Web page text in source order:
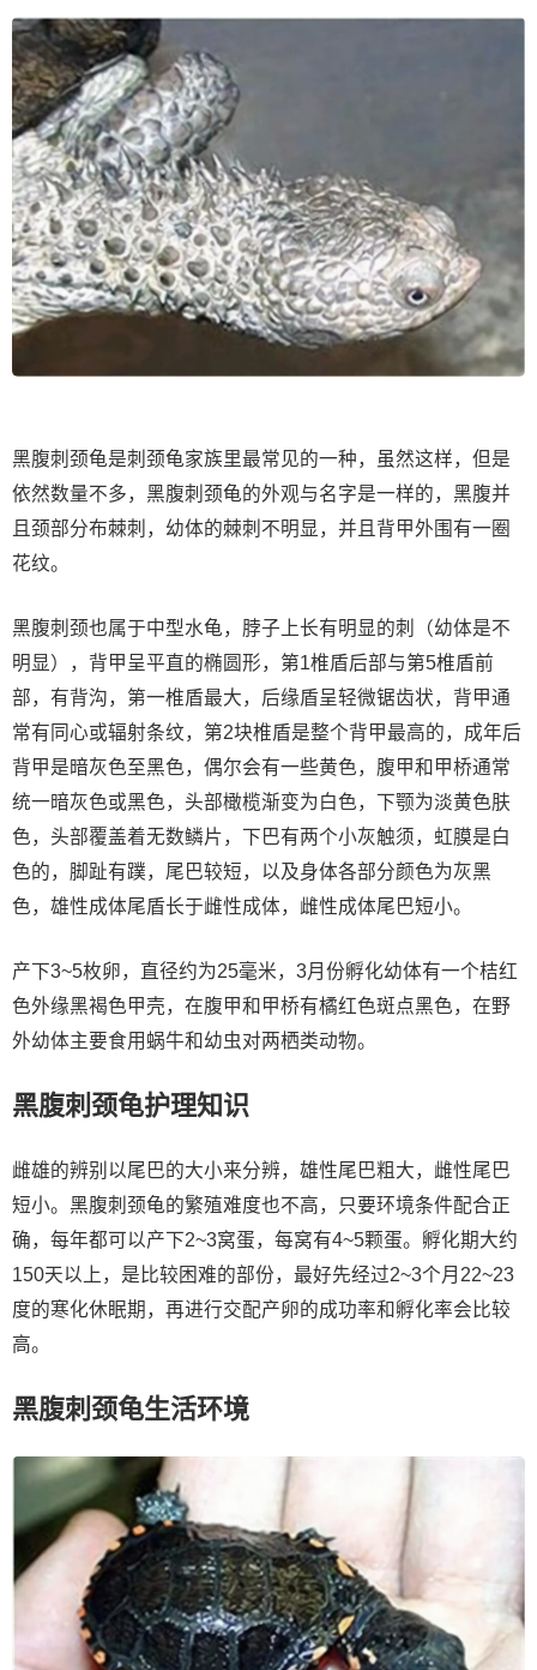
黑腹刺颈龟是刺颈龟家族里最常见的一种，虽然这样，但是
依然数量不多，黑腹刺颈龟的外观与名字是一样的，黑腹并
且颈部分布棘刺，幼体的棘刺不明显，并且背甲外围有一圈
花纹。
黑腹刺颈也属于中型水龟，脖子上长有明显的刺（幼体是不
明显），背甲呈平直的椭圆形，第1椎盾后部与第5椎盾前
部，有背沟，第一椎盾最大，后缘盾呈轻微锯齿状，背甲通
常有同心或辐射条纹，第2块椎盾是整个背甲最高的，成年后
背甲是暗灰色至黑色，偶尔会有一些黄色，腹甲和甲桥通常
统一暗灰色或黑色，头部橄榄渐变为白色，下颚为淡黄色肤
色，头部覆盖着无数鳞片，下巴有两个小灰触须，虹膜是白
色的，脚趾有蹼，尾巴较短，以及身体各部分颜色为灰黑
色，雄性成体尾盾长于雌性成体，雌性成体尾巴短小。
产下3~5枚卵，直径约为25毫米，3月份孵化幼体有一个桔红
色外缘黑褐色甲壳，在腹甲和甲桥有橘红色斑点黑色，在野
外幼体主要食用蜗牛和幼虫对两栖类动物。
黑腹刺颈龟护理知识
雌雄的辨别以尾巴的大小来分辨，雄性尾巴粗大，雌性尾巴
短小。黑腹刺颈龟的繁殖难度也不高，只要环境条件配合正
确，每年都可以产下2~3窝蛋，每窝有4~5颗蛋。孵化期大约
150天以上，是比较困难的部份，最好先经过2~3个月22~23
度的寒化休眠期，再进行交配产卵的成功率和孵化率会比较
高。
黑腹刺颈龟生活环境